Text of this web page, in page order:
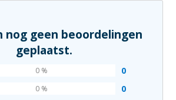
nog geen beoordelingen
geplaatst.
0
0 %
0
0 %